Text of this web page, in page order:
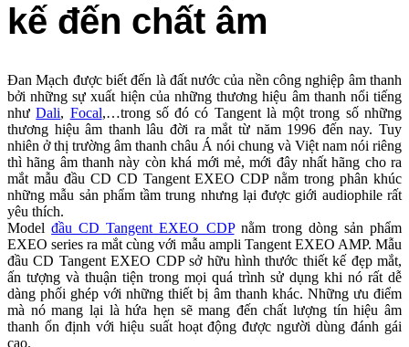
kế đến chất âm
Đan Mạch được biết đến là đất nước của nền công nghiệp âm thanh
bởi những sự xuất hiện của những thương hiệu âm thanh nổi tiếng
nhưDali, Focal,…trong số đó có Tangent là một trong số những
thương hiệu âm thanh lâu đời ra mắt từ năm 1996 đến nay. Tuy
nhiên ở thị trường âm thanh châu Á nói chung và Việt nam nói riêng
thì hãng âm thanh này còn khá mới mẻ, mới đây nhất hãng cho ra
mắt mẫu đầu CD CD Tangent EXEO CDP nằm trong phân khúc
những mẫu sản phẩm tầm trung nhưng lại được giới audiophile rất
yêu thích.
Modelđầu CD Tangent EXEO CDPnằm trong dòng sản phẩm
EXEO series ra mắt cùng với mẫu ampli Tangent EXEO AMP. Mẫu
đầu CD Tangent EXEO CDP sở hữu hình thước thiết kế đẹp mắt,
ấn tượng và thuận tiện trong mọi quá trình sử dụng khi nó rất dễ
dàng phối ghép với những thiết bị âm thanh khác. Những ưu điểm
mà nó mang lại là hứa hẹn sẽ mang đến chất lượng tín hiệu âm
thanh ổn định với hiệu suất hoạt động được người dùng đánh gái
cao.